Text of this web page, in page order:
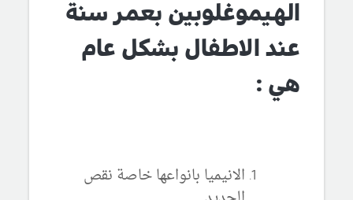
الهيموغلوبين بعمر سنة
عند الاطفال بشكل عام
هي :
الانيميا بانواعها خاصة نقص